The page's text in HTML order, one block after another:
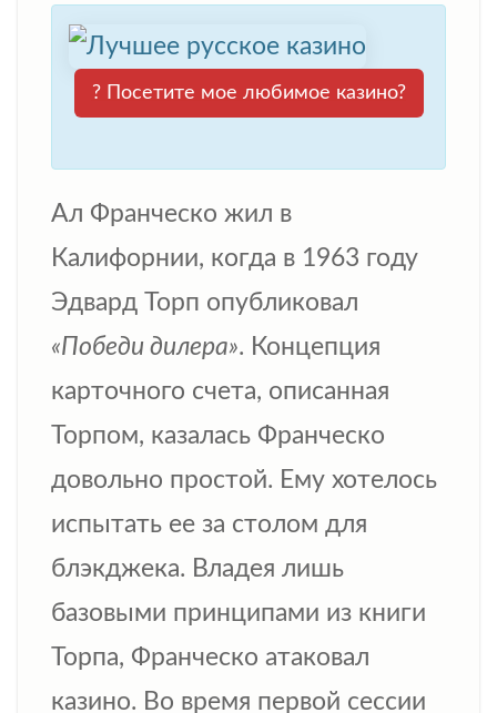
? Посетите мое любимое казино?
Ал Франческо жил в
Калифорнии, когда в 1963 году
Эдвард Торп опубликовал
«Победи дилера». Концепция
карточного счета, описанная
Торпом, казалась Франческо
довольно простой. Ему хотелось
испытать ее за столом для
блэкджека. Владея лишь
базовыми принципами из книги
Торпа, Франческо атаковал
казино. Во время первой сессии